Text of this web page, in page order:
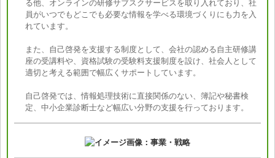
る他、オンラインの研修サブスクサービスを取り入れており、社
員がいつでもどこでも必要な情報を学べる環境づくりにも力を入
れています。
また、自己啓発を支援する制度として、会社の認める自主研修講
座の受講料や、資格試験の受験料支援制度を設け、社会人として
適切と考える範囲で幅広くサポートしています。
自己啓発では、情報処理技術に直接関係のない、簿記や秘書検
定、中小企業診断士など幅広い分野の支援を行っております。